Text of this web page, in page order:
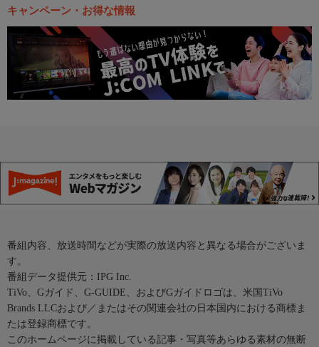
キャンペーン・お得な情報
番組内容、放送時間などが実際の放送内容と異なる場合がございま
す。
番組データ提供元：IPG Inc.
TiVo、Gガイド、G-GUIDE、およびGガイドロゴは、米国TiVo
Brands LLCおよび／またはその関連会社の日本国内における商標ま
たは登録商標です。
このホームページに掲載している記事・写真等あらゆる素材の無断